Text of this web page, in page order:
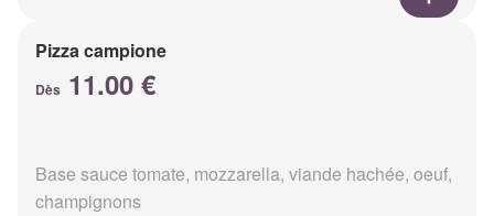
Pizza campione
Dès 11.00 €
Base sauce tomate, mozzarella, viande hachée, oeuf,
champignons